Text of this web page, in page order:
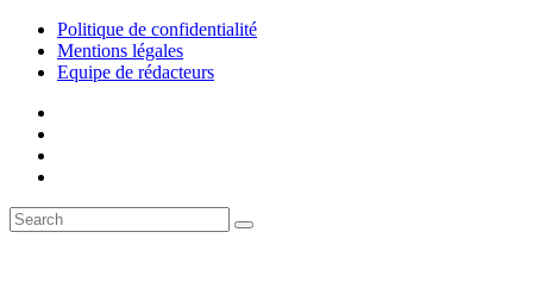
Politique de confidentialité
Mentions légales
Equipe de rédacteurs